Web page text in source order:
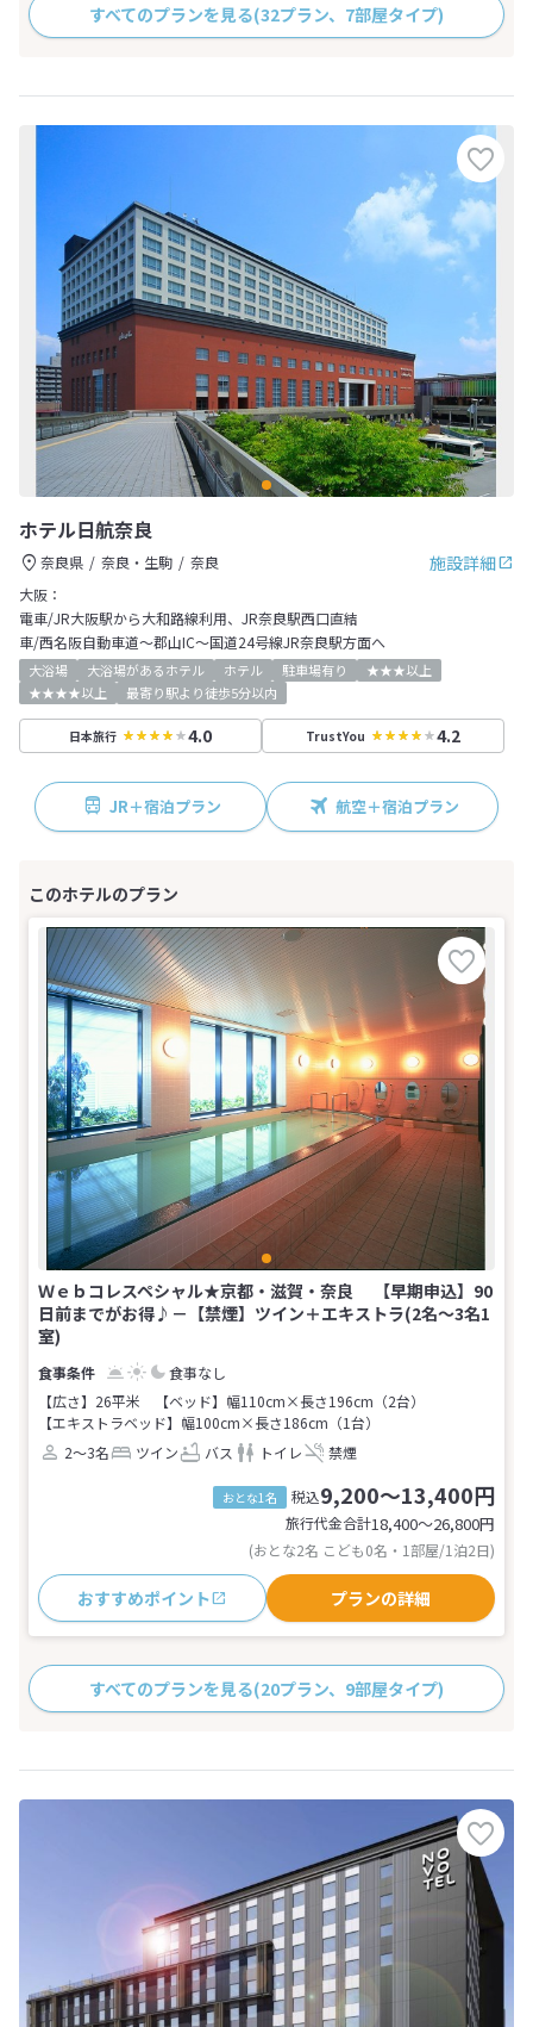
すべてのプランを見る(32プラン、7部屋タイプ)
ホテル日航奈良
施設詳細
奈良県 奈良・生駒
奈良
大阪：
電車/JR大阪駅から大和路線利用、JR奈良駅西口直結
車/西名阪自動車道～郡山IC～国道24号線JR奈良駅方面へ
大浴場 大浴場があるホテル ホテル 駐車場有り
★★★以上
★★★★以上
最寄り駅より徒歩5分以内
日本旅行 4.0 TrustYou 4.2
JR＋宿泊プラン 航空＋宿泊プラン
Ｗｅｂコレスペシャル★京都・滋賀・奈良 【早期申込】90
日前までがお得♪－【禁煙】ツイン＋エキストラ(2名～3名1
室)
食事なし
【広さ】26平米
【ベッド】幅110cm×長さ196cm（2台）
【エキストラベッド】幅100cm×長さ186cm（1台）
2～3名
ツイン バス トイレ 禁煙
おとな1名 税込9,200～13,400円
旅行代金合計18,400〜26,800円
(おとな2名 こども0名・1部屋/1泊2日)
おすすめポイント プランの詳細
すべてのプランを見る(20プラン、9部屋タイプ)